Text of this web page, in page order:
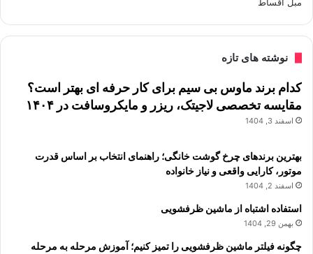
مبل اقساط
نوشته های تازه
کدام برند ماوس بی سیم برای کار حرفه ای بهتر است؟
مقایسه تخصصی لاجیتک، ریزر و مایکروسافت در ۱۴۰۴
اسفند 3, 1404
بهترین برندهای چرخ گوشت خانگی؛ راهنمای انتخاب بر اساس قدرت
موتور، کارایی واقعی و نیاز خانواده
اسفند 2, 1404
استفاده اشتباه از ماشین ظرفشویی
بهمن 29, 1404
چگونه فیلتر ماشین ظرفشویی را تمیز کنیم؛ آموزش مرحله به مرحله